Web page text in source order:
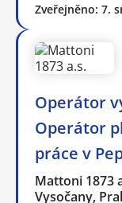
Zveřejněno: 7.
Operátor
Operátor
práce v
Mattoni 1873
Vysočany,